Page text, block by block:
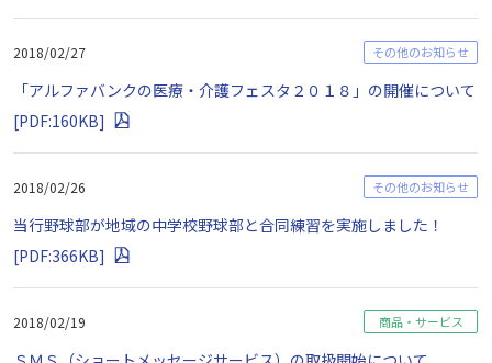
2018/02/27 その他のお知らせ
「アルファバンクの医療・介護フェスタ２０１８」の開催について
[PDF:160KB]
2018/02/26 その他のお知らせ
当行野球部が地域の中学校野球部と合同練習を実施しました！
[PDF:366KB]
2018/02/19 商品・サービス